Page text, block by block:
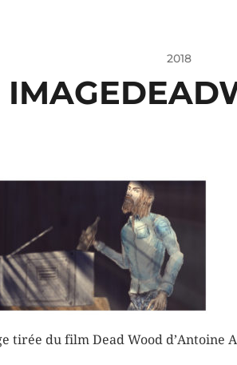
2018
tirée du film Dead Wood d’Antoine